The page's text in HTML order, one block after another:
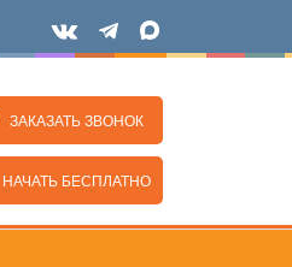
ЗАКАЗАТЬ ЗВОНОК
НАЧАТЬ БЕСПЛАТНО